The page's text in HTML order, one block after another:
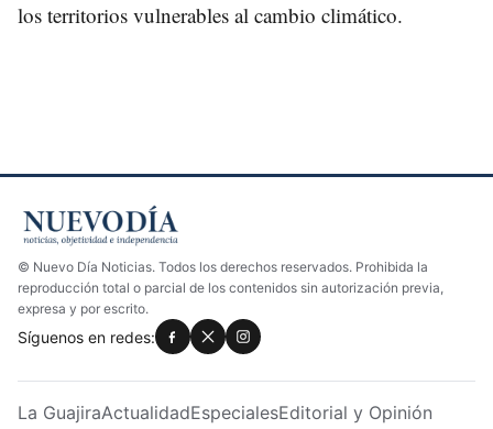
los territorios vulnerables al cambio climático.
© Nuevo Día Noticias. Todos los derechos reservados. Prohibida la
reproducción total o parcial de los contenidos sin autorización previa,
expresa y por escrito.
Síguenos en redes:
La GuajiraActualidadEspecialesEditorial y Opinión